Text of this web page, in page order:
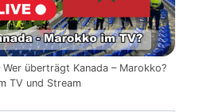
überträgt Kanada – Marokko?
TV und Stream